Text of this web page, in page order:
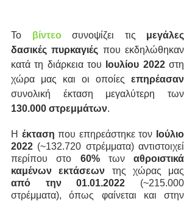
Το βίντεο συνοψίζει τις μεγάλες
δασικές πυρκαγιές που εκδηλώθηκαν
κατά τη διάρκεια του
Ιουλίου 2022 στη
χώρα μας και οι οποίες επηρέασαν
130.000 στρεμμάτων.
Η έκταση που επηρεάστηκε τον Ιούλιο
2022 (~132.720 στρέμματα) αντιστοιχεί
περίπου στο 60% των αθροιστικά
καμένων εκτάσεων
από την 01.01.2022 (~215.000
στρέμματα), όπως φαίνεται και στην